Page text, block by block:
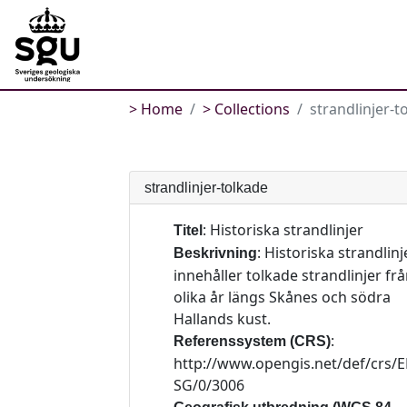
Home Collections strandlinjer-
strandlinjer-tolkade
Titel : Historiska strandlinjer
Beskrivning: Historiska
innehåller tolkade strandlinjer
olika år längs Skånes och södra
Hallands kust.
Referenssystem (CRS):
http://www.opengis.net/def/crs/
SG/0/3006